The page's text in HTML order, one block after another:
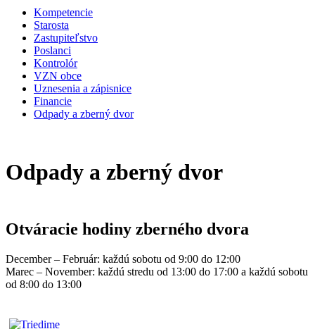
Kompetencie
Starosta
Zastupiteľstvo
Poslanci
Kontrolór
VZN obce
Uznesenia a zápisnice
Financie
Odpady a zberný dvor
Odpady a zberný dvor
Otváracie hodiny zberného dvora
December – Február: každú sobotu od 9:00 do 12:00
Marec – November: každú stredu od 13:00 do 17:00 a každú sobotu
od 8:00 do 13:00